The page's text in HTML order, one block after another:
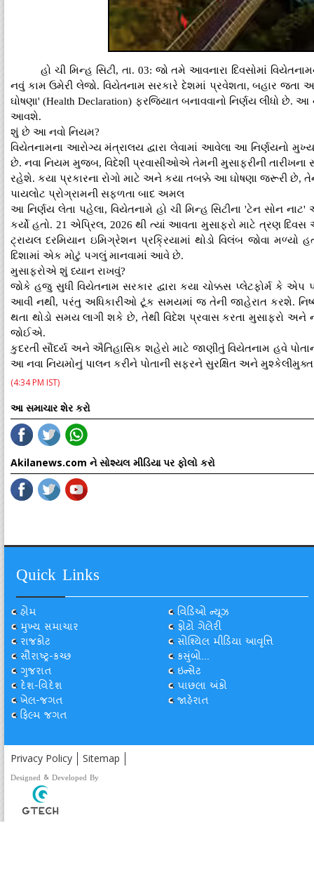
હો ચી મિન્હ સિટી, તા. 03: જો તમે આવનારા દિવસોમાં
નવું કામ ઉમેરી લેજો. વિયેતનામ સરકારે દેશમાં પ્રવેશતા, બહાર જતા
ઘોષણા' (Health Declaration) ફરજિયાત બનાવવાનો નિર્ણય લીધો છે.
આવશે.
શું છે આ નવો નિયમ?
વિયેતનામના આરોગ્ય મંત્રાલય દ્વારા લેવામાં આવેલા આ નિર્ણયનો
છે. નવા નિયમ મુજબ, વિદેશી પ્રવાસીઓએ તેમની મુસાફરીની
રહેશે. કયા પ્રકારના રોગો માટે અને કયા તબક્કે આ ઘોષણા જરૂરી છે,
પાયલોટ પ્રોગ્રામની સફળતા બાદ અમલ
આ નિર્ણય લેતા પહેલા, વિયેતનામે હો ચી મિન્હ સિટીના 'ટેન સોન
કર્યો હતો. 21 એપ્રિલ, 2026 થી ત્યાં આવતા મુસાફરો માટે ત્રણ
ટ્રાયલ દરમિયાન ઇમિગ્રેશન પ્રક્રિયામાં થોડો વિલંબ જોવા
દિશામાં એક મોટું પગલું માનવામાં આવે છે.
મુસાફરોએ શું ધ્યાન રાખવું?
જોકે હજુ સુધી વિયેતનામ સરકાર દ્વારા કયા ચોક્કસ પ્લેટફોર્મ કે એપ
આવી નથી, પરંતુ અધિકારીઓ ટૂંક સમયમાં જ તેની જાહેરાત કરશે.
થતા થોડો સમય લાગી શકે છે, તેથી વિદેશ પ્રવાસ કરતા મુસાફરો અને
જોઈએ.
કુદરતી સૌંદર્ય અને ઐતિહાસિક શહેરો માટે જાણીતું વિયેતનામ હવે
આ નવા નિયમોનું પાલન કરીને પોતાની સફરને સુરક્ષિત અને
(4:34 PM IST)
આ સમાચાર શેર કરો
Akilanews.com ને સોશ્યલ મીડિયા પર ફોલો કરો
Quick Links
હોમ
મુખ્ય સમાચાર
રાજકોટ
સૌરાષ્ટ્ર-કચ્છ
ગુજરાત
દેશ-વિદેશ
ખેલ-જગત
ફિલ્મ જગત
વિડિઓ ન્યૂઝ
ફોટો ગેલેરી
સોશ્યિલ મીડિયા આવૃત્તિ
કસુંબો...
ઇન્સેટ
પાછલા અંકો
જાહેરાત
Privacy Policy Sitemap
Designed & Developed By